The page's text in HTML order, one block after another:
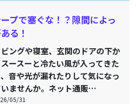
プで塞ぐな！？隙間によっ
る！
ビングや寝室、玄関のドアの下か
ースーと冷たい風が入ってきた
、音や光が漏れたりして気になっ
ませんか。ネット通販…
05/31